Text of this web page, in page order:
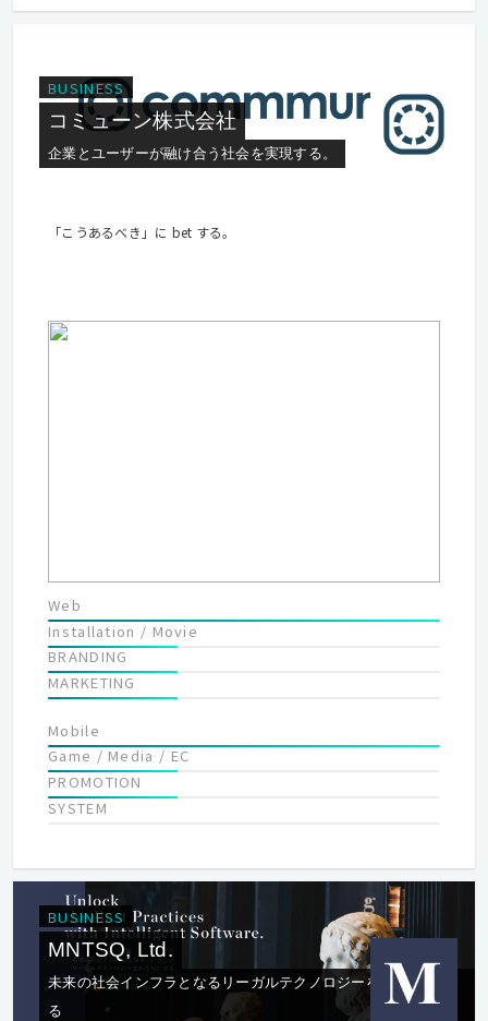
BUSINESS
コミューン株式会社
企業とユーザーが融け合う社会を実現する。
「こうあるべき」に bet する。
Web
Installation / Movie
BRANDING
MARKETING
Mobile
Game / Media / EC
PROMOTION
SYSTEM
BUSINESS
MNTSQ, Ltd.
未来の社会インフラとなるリーガルテクノロジーをかたちにす
る